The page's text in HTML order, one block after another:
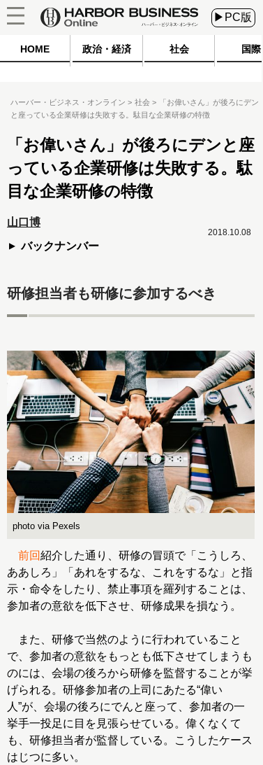
▶PC版
HOME 政治・経済 社会 国際
ハーバー・ビジネス・オンライン 社会
「お偉いさん」が後ろにデン
と座っている企業研修は失敗する。駄目な企業研修の特徴
「お偉いさん」が後ろにデンと座
っている企業研修は失敗する。駄
目な企業研修の特徴
山口博
バックナンバー
2018.10.08
研修担当者も研修に参加するべき
photo via Pexels
前回紹介した通り、研修の冒頭で「こうしろ、
ああしろ」「あれをするな、これをするな」と指
示・命令をしたり、禁止事項を羅列することは、
参加者の意欲を低下させ、研修成果を損なう。
また、研修で当然のように行われていること
で、参加者の意欲をもっとも低下させてしまうも
のには、会場の後ろから研修を監督することが挙
げられる。研修参加者の上司にあたる“偉い
人”が、会場の後ろにでんと座って、参加者の一
挙手一投足に目を見張らせている。偉くなくて
も、研修担当者が監督している。こうしたケース
はじつに多い。